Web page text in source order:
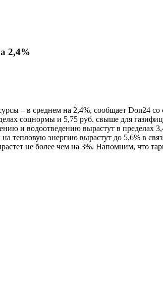
2,4%
– в среднем на 2,4%, сообщает Don24
соцнормы и 5,75 руб. свыше для
и водоотведению вырастут в пределах
тепловую энергию вырастут до 5,6% в
не более чем на 3%. Напомним, что